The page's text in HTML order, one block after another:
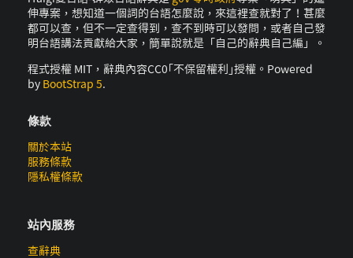
伸專案，想知道一個詞的台語怎麼說，來這裡查就對了！甚麼
都可以查，但不一定查得到，查不到時可以發問，或者自己發
明台語講法貢獻給大家，簡單說就是「自己的辭典自己編」。
程式授權 MIT，辭典內容CC0｢不保留權利｣授權。Powered
by BootStrap 5.
條款
關於本站
服務條款
隱私權條款
站內服務
查辭典